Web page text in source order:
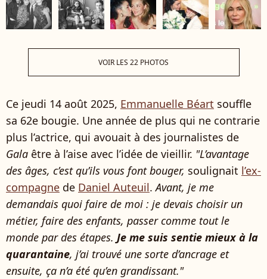
VOIR LES 22 PHOTOS
Ce jeudi 14 août 2025, Emmanuelle Béart souffle
sa 62e bougie. Une année de plus qui ne contrarie
plus l’actrice, qui avouait à des journalistes de
Gala être à l’aise avec l’idée de vieillir. "L’avantage
des âges, c’est qu’ils vous font bouger, soulignait l’ex-
compagne de Daniel Auteuil.Avant, je me
demandais quoi faire de moi : je devais choisir un
métier, faire des enfants, passer comme tout le
monde par des étapes. Je me suis sentie mieux à la
quarantaine, j’ai trouvé une sorte d’ancrage et
ensuite, ça n’a été qu’en grandissant."